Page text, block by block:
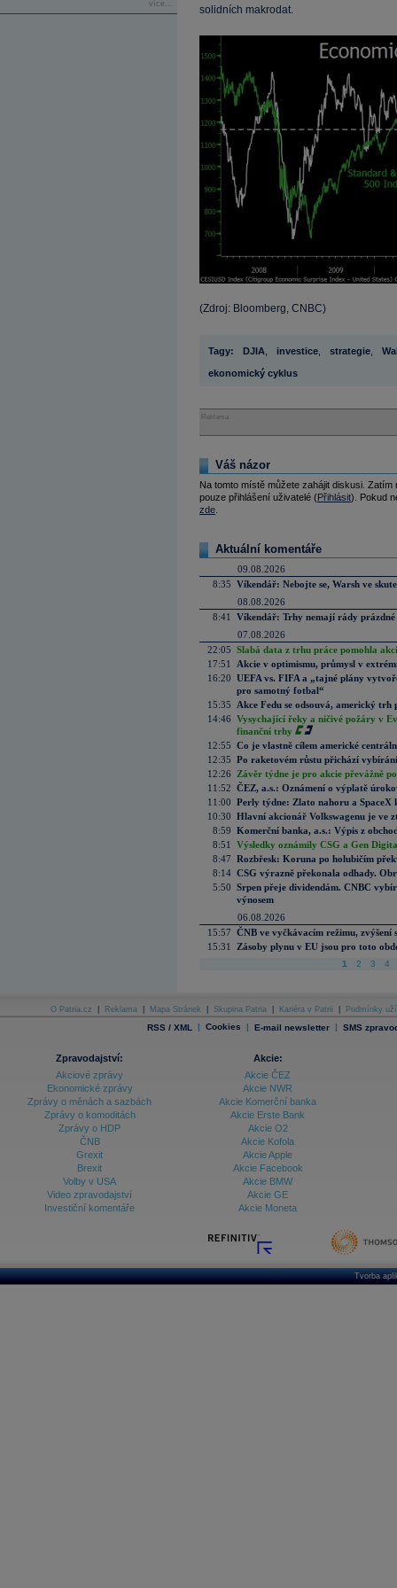
více...
solidních makrodat.
(Zdroj: Bloomberg, CNBC)
Tagy: DJIA investice strategie
ekonomický cyklus
Reklama
Váš názor
Na tomto místě můžete zahájit diskusi.
pouze přihlášení uživatelé (Přihlásit). Pokud
zde
Aktuální komentáře
09.08.2026
8:35 Víkendář: Nebojte se, Warsh ve
08.08.2026
8:41
Víkendář: Trhy nemají rády prázdné
07.08.2026
22:05 Slabá data z trhu práce pomohla
17:51
Akcie v optimismu, průmysl v
16:20 UEFA vs. FIFA a „tajné plány
pro samotný fotbal“
15:35
Akce Fedu se odsouvá, americký
14:46 Vysychající řeky a ničivé požáry v
finanční trhy
12:55 Co je vlastně cílem americké
12:35 Po raketovém růstu přichází
12:26
Závěr týdne je pro akcie převážně
11:52 ČEZ, a.s.: Oznámení o výplatě
11:00 Perly týdne: Zlato nahoru a SpaceX
10:30 Hlavní akcionář Volkswagenu je ve
8:59 Komerční banka, a.s.: Výpis z
8:51
Výsledky oznámily CSG a Gen
8:47 Rozbřesk: Koruna po holubičím
8:14 CSG výrazně překonala odhady.
5:50 Srpen přeje dividendám. CNBC
výnosem
06.08.2026
15:57 ČNB ve vyčkávacím režimu, zvýšení
15:31
Zásoby plynu v EU jsou pro toto
1 2 3 4
O Patria.cz Reklama Mapa Stránek Skupina Patria Kariéra v Patrii Podmínky
RSS / XML | Cookies | E-mail newsletter | SMS
Zpravodajství:
Akciové zprávy
Ekonomické zprávy
Zprávy o měnách a sazbách
Zprávy o komoditách
Zprávy o HDP
ČNB
Grexit
Brexit
Volby v USA
Video zpravodajství
Investiční komentáře
Akcie:
Akcie ČEZ
Akcie NWR
Akcie Komerční banka
Akcie Erste Bank
Akcie O2
Akcie Kofola
Akcie Apple
Akcie Facebook
Akcie BMW
Akcie GE
Akcie Moneta
Tvorba